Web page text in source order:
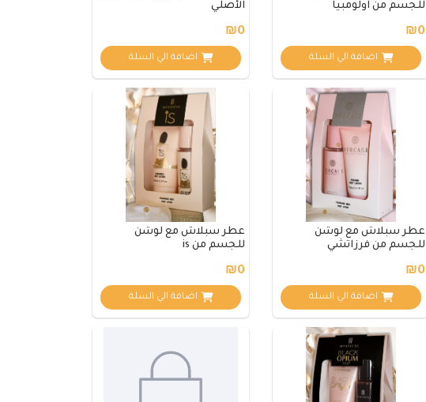
للجسم من اولومبيا
₪0
اضافة الي السلة
الأصلي
₪0
اضافة الي السلة
عطر سبلاش مع لوشن
للجسم من فرزاتشي
₪0
اضافة الي السلة
عطر سبلاش مع لوشن
للجسم من is
₪0
اضافة الي السلة